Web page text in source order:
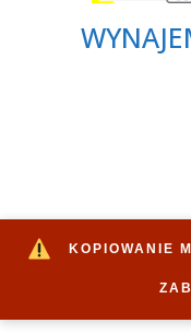
KOPIOWANIE